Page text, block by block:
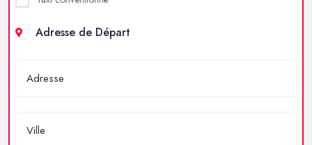
Adresse de Départ